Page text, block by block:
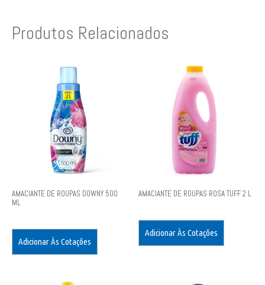
Produtos Relacionados
AMACIANTE DE ROUPAS DOWNY 500
ML
Adicionar Às Cotações
AMACIANTE DE ROUPAS ROSA TUFF 2 L
Adicionar Às Cotações